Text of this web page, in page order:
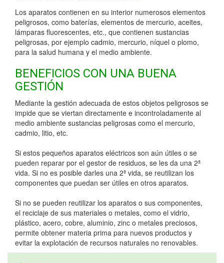
Los aparatos contienen en su interior numerosos elementos
peligrosos, como baterías, elementos de mercurio, aceites,
lámparas fluorescentes, etc., que contienen sustancias
peligrosas, por ejemplo cadmio, mercurio, níquel o plomo,
para la salud humana y el medio ambiente.
BENEFICIOS CON UNA BUENA
GESTIÓN
Mediante la gestión adecuada de estos objetos peligrosos se
impide que se viertan directamente e incontroladamente al
medio ambiente sustancias peligrosas como el mercurio,
cadmio, litio, etc.
Si estos pequeños aparatos eléctricos son aún útiles o se
pueden reparar por el gestor de residuos, se les da una 2ª
vida. Si no es posible darles una 2ª vida, se reutilizan los
componentes que puedan ser útiles en otros aparatos.
Si no se pueden reutilizar los aparatos o sus componentes,
el reciclaje de sus materiales o metales, como el vidrio,
plástico, acero, cobre, aluminio, zinc o metales preciosos,
permite obtener materia prima para nuevos productos y
evitar la explotación de recursos naturales no renovables.